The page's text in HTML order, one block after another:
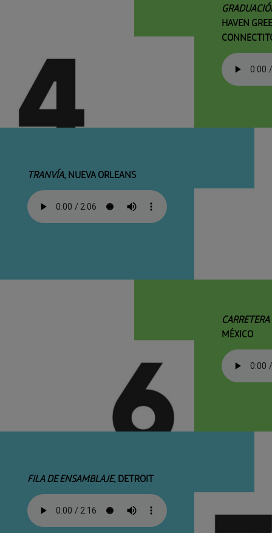
HAVEN
TRANVÍA, NUEVA ORLEANS
MÉXICO
FILA DE ENSAMBLAJE, DETROIT